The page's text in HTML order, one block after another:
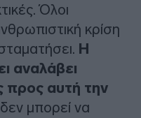
Όλοι
κρίση
Η
αναλάβει
προς αυτή την
μπορεί να